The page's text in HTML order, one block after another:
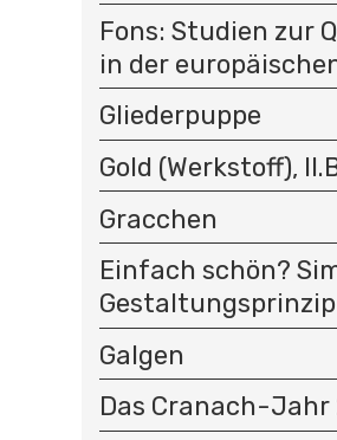
Fons: Studien zur
in der
Gliederpuppe
Gold (Werkstoff),
Gracchen
Einfach schön?
Galgen
Das Cranach-Jahr